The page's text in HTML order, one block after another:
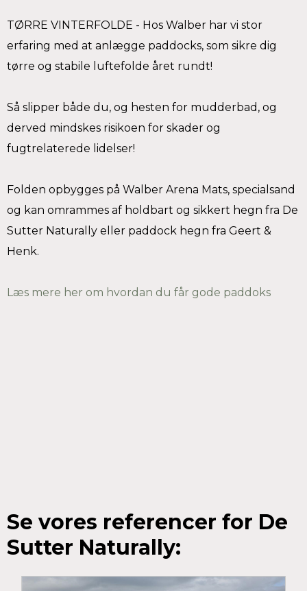
TØRRE VINTERFOLDE - Hos Walber har vi stor
erfaring med at anlægge paddocks, som sikre dig
tørre og stabile luftefolde året rundt!
Så slipper både du, og hesten for mudderbad, og
derved mindskes risikoen for skader og
fugtrelaterede lidelser!
Folden opbygges på Walber Arena Mats, specialsand
og kan omrammes af holdbart og sikkert hegn fra De
Sutter Naturally eller paddock hegn fra Geert &
Henk.
Læs mere her om hvordan du får gode paddoks
Se vores referencer for De
Sutter Naturally: